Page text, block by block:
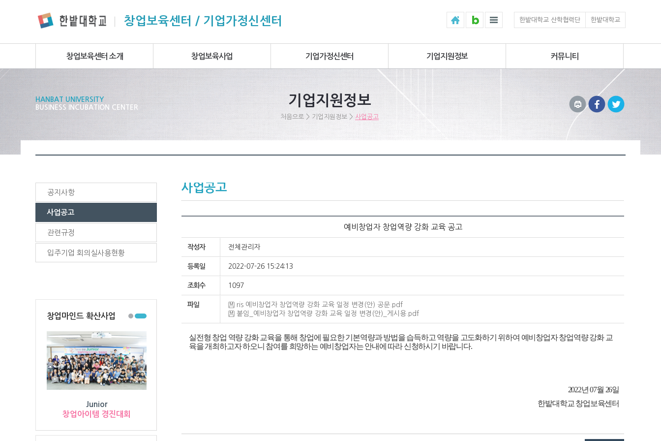
창업보육센터 / 기업가정신센터 한밭대학교 산학협력단 한밭대학교
창업보육센터 소개 창업보육사업 기업가정신센터 기업지원정보 커뮤니티
HANBAT UNIVERSITY
BUSINESS INCUBATION CENTER
기업지원정보
처음으로 > 기업지원정보 > 사업공고
공지사항
사업공고
관련규정
입주기업 회의실사용현황
창업마인드 확산사업
Junior
창업아이템 경진대회
사업공고
예비창업자 창업역량 강화 교육 공고
작성자 전체관리자
등록일 2022-07-26 15:24:13
조회수 1097
파일
ris 예비창업자 창업역량 강화 교육 일정 변경(안) 공문.pdf
붙임_예비창업자 창업역량 강화 교육 일정 변경(안)_게시용.pdf
실전형 창업 역량 강화 교육을 통해 창업에 필요한 기본역량과 방법을 습득하고 역량을 고도화하기 위하여 예비창업자 창업역량 강화 교
육을 개최하고자 하오니 참여를 희망하는 예비창업자는 안내에 따라 신청하시기 바랍니다.
2022년07월 26일
한밭대학교 창업보육센터